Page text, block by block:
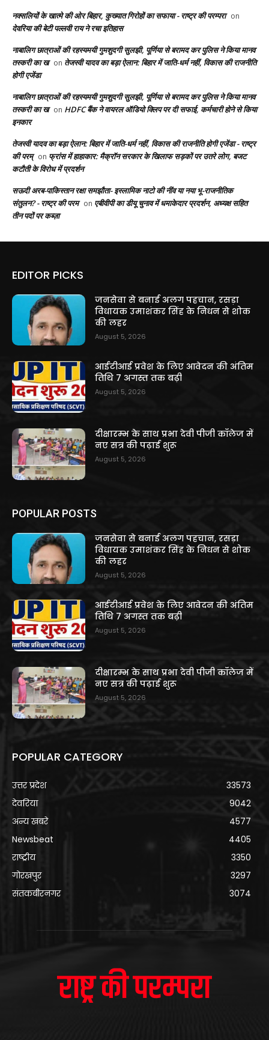
नक्सलियों के खात्मे की ओर बिहार, कुख्यात गिरोहों का सफाया - राष्ट्र की परम्परा on
देवरिया की बेटी पल्लवी राय ने रचा इतिहास
नाबालिग छात्राओं की रहस्यमयी गुमशुदगी सुलझी, पूर्णिया से बरामद कर पुलिस ने किया मानव
तस्करी का ख on तेजस्वी यादव का बड़ा ऐलान: बिहार में जाति-धर्म नहीं, विकास की राजनीति
होगी एजेंडा
नाबालिग छात्राओं की रहस्यमयी गुमशुदगी सुलझी, पूर्णिया से बरामद कर पुलिस ने किया मानव
तस्करी का ख on HDFC बैंक ने वायरल ऑडियो क्लिप पर दी सफाई, कर्मचारी होने से किया
इनकार
तेजस्वी यादव का बड़ा ऐलान: बिहार में जाति-धर्म नहीं, विकास की राजनीति होगी एजेंडा - राष्ट्र
की परम् on फ्रांस में हाहाकार: मैक्रॉन सरकार के खिलाफ सड़कों पर उतरे लोग, बजट
कटौती के विरोध में प्रदर्शन
सऊदी अरब-पाकिस्तान रक्षा समझौता- इस्लामिक नाटो की नींव या नया भू-राजनीतिक
संतुलन? - राष्ट्र की परम on एबीवीपी का डीयू चुनाव में धमाकेदार प्रदर्शन, अध्यक्ष सहित
तीन पदों पर कब्ज़ा
EDITOR PICKS
जनसेवा से बनाई अलग पहचान, रसड़ा
विधायक उमाशंकर सिंह के निधन से शोक
की लहर
August 5, 2026
आईटीआई प्रवेश के लिए आवेदन की अंतिम
तिथि 7 अगस्त तक बढ़ी
August 5, 2026
दीक्षारम्भ के साथ प्रभा देवी पीजी कॉलेज में
नए सत्र की पढ़ाई शुरू
August 5, 2026
POPULAR POSTS
जनसेवा से बनाई अलग पहचान, रसड़ा
विधायक उमाशंकर सिंह के निधन से शोक
की लहर
August 5, 2026
आईटीआई प्रवेश के लिए आवेदन की अंतिम
तिथि 7 अगस्त तक बढ़ी
August 5, 2026
दीक्षारम्भ के साथ प्रभा देवी पीजी कॉलेज में
नए सत्र की पढ़ाई शुरू
August 5, 2026
POPULAR CATEGORY
उत्तर प्रदेश
33573
देवरिया
9042
अन्य खबरे
4577
Newsbeat
4405
राष्ट्रीय
3350
गोरखपुर
3297
संतकबीरनगर
3074